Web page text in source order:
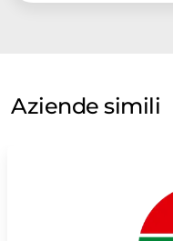
Aziende simili